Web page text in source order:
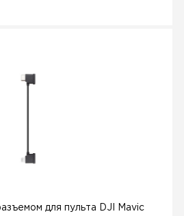
для пульта DJI Mavic